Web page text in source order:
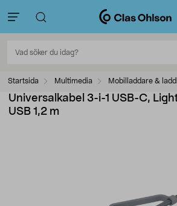
Startsida Multimedia Mobilladdare &
Universalkabel 3-i-1 USB-C,
USB 1,2 m